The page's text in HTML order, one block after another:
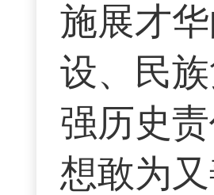
施展才
设、民
强历史
想敢为